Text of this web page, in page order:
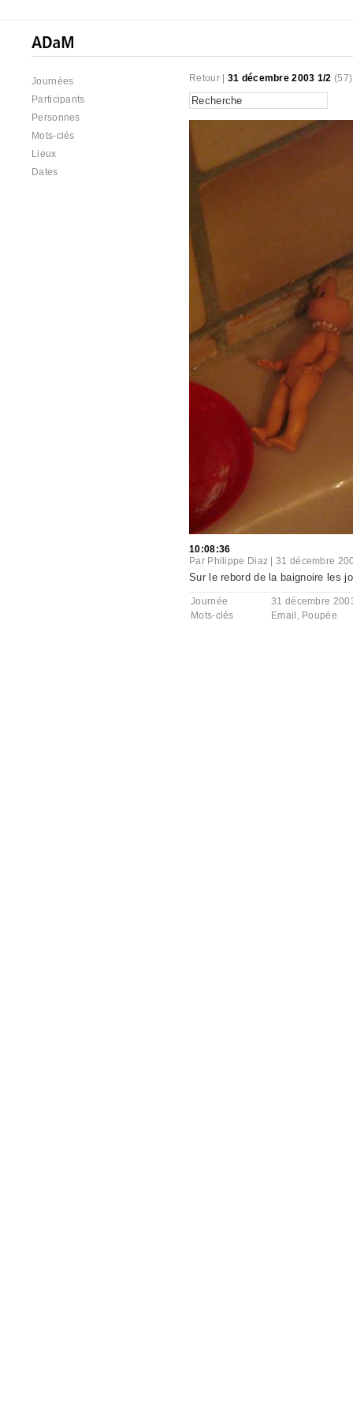
Journées
Participants
Personnes
Mots-clés
Lieux
Dates
Retour| 31 décembre 2003 1/2
10:08:36
Par Philippe Diaz |31 décembre
Sur le rebord de la baignoire les
Journée
31 décembre
Mots-clés
Email , Poupée